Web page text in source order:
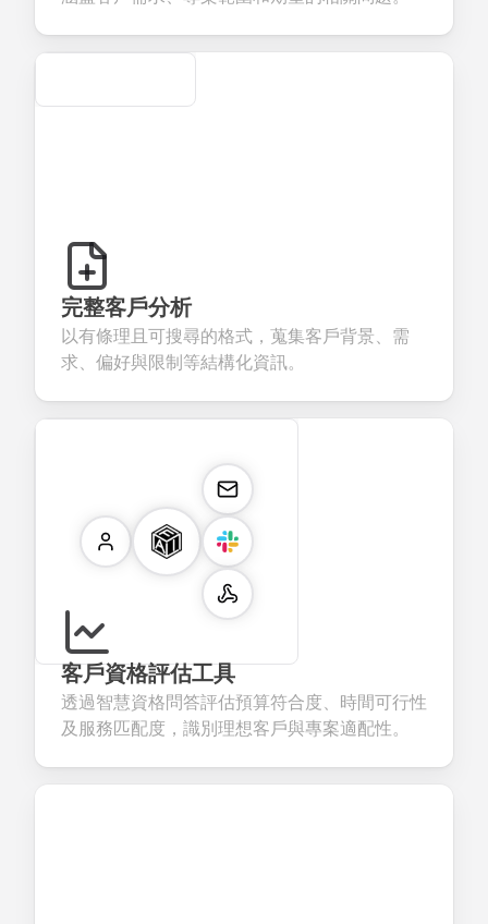
Secure
完整客戶分析
以有條理且可搜尋的格式，蒐集客戶背景、需
求、偏好與限制等結構化資訊。
客戶資格評估工具
透過智慧資格問答評估預算符合度、時間可行性
及服務匹配度，識別理想客戶與專案適配性。